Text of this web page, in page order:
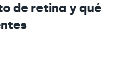
de retina y qué